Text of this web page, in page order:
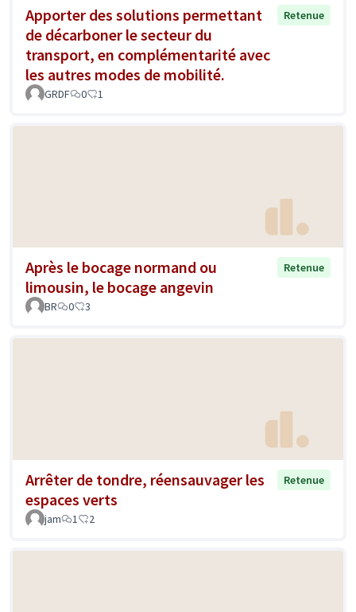
Apporter des solutions permettant
de décarboner le secteur du
transport, en complémentarité avec
les autres modes de mobilité.
Retenue
GRDF 0 1
Après le bocage normand ou
limousin, le bocage angevin
Retenue
BR 0 3
Arrêter de tondre, réensauvager les
espaces verts
Retenue
jam 1 2